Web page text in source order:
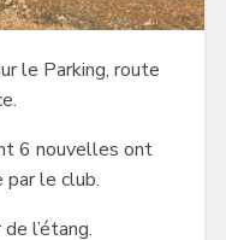
le Parking, route
6 nouvelles ont
par le club.
l’étang.